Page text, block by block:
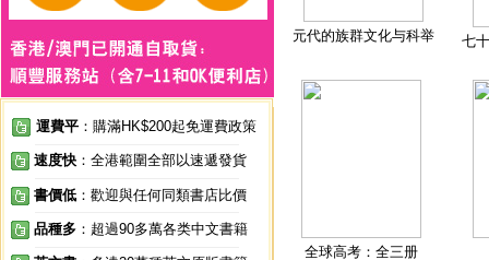
運費平 ：購滿HK$200起免運費政策
速度快 ：全港範圍全部以速遞發貨
書價低 ：歡迎與任何同類書店比價
品種多 ：超過90多萬各类中文書籍
元代的族群文化与科举 七
全球高考：全三册